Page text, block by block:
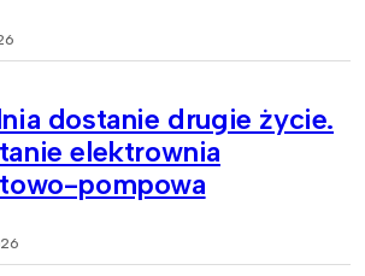
dostanie drugie życie.
elektrownia
pompowa